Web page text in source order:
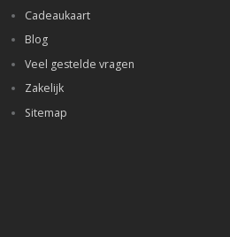
Cadeaukaart
Blog
Veel gestelde vragen
Zakelijk
Sitemap